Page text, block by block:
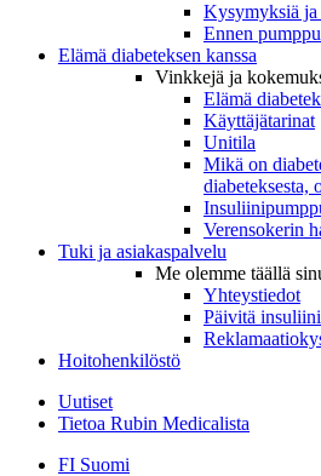
Kysymyksiä ja
Ennen
Elämä diabeteksen kanssa
Vinkkejä ja
Elämä
Käyttäjätarinat
Unitila
Mikä on
diabeteksesta,
Verensokerin
Tuki ja asiakaspalvelu
Me olemme täällä
Yhteystiedot
Päivitä
Hoitohenkilöstö
Uutiset
Tietoa Rubin Medicalista
FI Suomi